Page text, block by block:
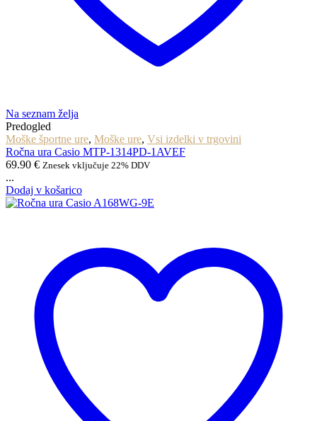
Na seznam želja
Predogled
Moške športne ure, Moške ure, Vsi izdelki v trgovini
Ročna ura Casio MTP-1314PD-1AVEF
69.90 € Znesek vključuje 22% DDV
...
Dodaj v košarico